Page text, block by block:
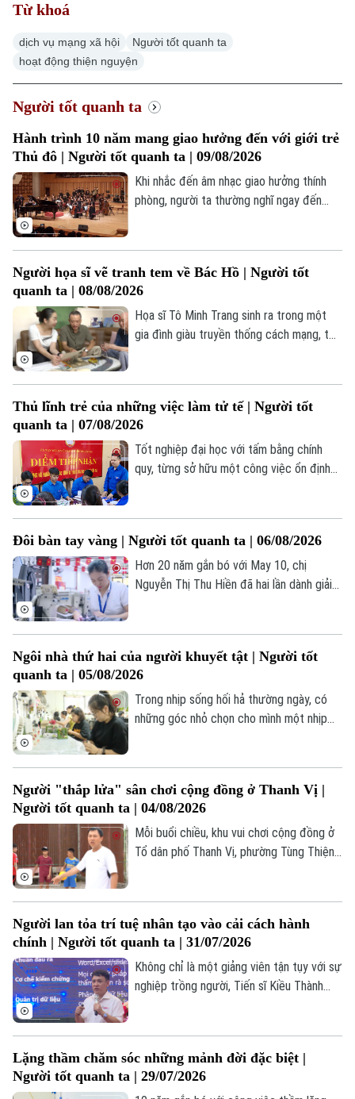
Theo dõi Hà Nội On
Hà Nội
Chính trị
Xã hội
An ninh trật tự
Công nghệ
Hà Nội
Nhịp sống Hà Nội
Người Hà Nội
Khoảnh khắc Hà Nội
Ẩm thực
Thế giới
Tin tức
Quân sự
Hồ sơ
Người Việt 4 phương
Kinh tế
Tin tức
Cafe sáng
Tài chính Ngân hàng
Doanh nghiệp
Nhà đất
Tin tức
Đầu tư
Căn hộ
Đất đai
Tàu và Xe
Ô tô
Tàu
Xe máy
Thị trường
Đánh giá
Giáo dục
Tin tức
Tuyển sinh
Hướng nghiệp
Văn hóa
Tin tức
Làng nghề
Di tích
Sức khỏe
Y tế
Dinh dưỡng
Tư vấn sức khỏe
Thể thao
Bóng đá
Quần vợt
Golf
Giải trí
Tin tức
Sao
Điện ảnh
Âm nhạc
Đã phát sóng
Từ khoá
dịch vụ mạng xã hội
Người tốt quanh ta
hoạt động thiện nguyện
Người tốt quanh ta
Hành trình 10 năm mang giao hưởng đến với giới trẻ
Thủ đô | Người tốt quanh ta | 09/08/2026
Khi nhắc đến âm nhạc giao hưởng thính
phòng, người ta thường nghĩ ngay đến
nhưng, tại Hà Nội, bức tranh ấy đang dần
thay đổi. Không khó để bắt gặp hình ảnh
hàng ngàn bạn trẻ sẵn sàng "săn vé", xếp
hàng dài để đắm chìm trong những giai
Người họa sĩ vẽ tranh tem về Bác Hồ | Người tốt
quanh ta | 08/08/2026
Họa sĩ Tô Minh Trang sinh ra trong một
gia đình giàu truyền thống cách mạng, từ
bồi đắp trong anh lòng yêu nước, niềm tự
hào dân tộc và tình cảm đặc biệt dành
cho Chủ tịch Hồ Chí Minh.
Thủ lĩnh trẻ của những việc làm tử tế | Người tốt
quanh ta | 07/08/2026
Tốt nghiệp đại học với tấm bằng chính
quy, từng sở hữu một công việc ổn định
ngạc nhiên: Gác lại những cơ hội phát
triển cá nhân nơi phố thị để trở về quê
hương xã Chương Dương.
Đôi bàn tay vàng | Người tốt quanh ta | 06/08/2026
Hơn 20 năm gắn bó với May 10, chị
Nguyễn Thị Thu Hiền đã hai lần dành giải
trợ các đồng nghiệp trẻ để cùng nâng
cao hiệu suất lao động, đóng góp vào
thành tích chung của doanh nghiệp.
Ngôi nhà thứ hai của người khuyết tật | Người tốt
quanh ta | 05/08/2026
Trong nhịp sống hối hả thường ngày, có
những góc nhỏ chọn cho mình một nhịp
sản phẩm chỉn chu của Liforest là hành
trình vượt lên chính mình của những người
thợ rất đặc biệt.
Người "thắp lửa" sân chơi cộng đồng ở Thanh Vị |
Người tốt quanh ta | 04/08/2026
Mỗi buổi chiều, khu vui chơi cộng đồng ở
Tổ dân phố Thanh Vị, phường Tùng Thiện
tổ dân phố lại có thêm điểm gặp gỡ, giao
lưu sau những giờ lao động. Không gian
sinh hoạt chung khang trang này được
khơi nguồn từ ý tưởng của một người luôn
Người lan tỏa trí tuệ nhân tạo vào cải cách hành
chính | Người tốt quanh ta | 31/07/2026
Không chỉ là một giảng viên tận tụy với sự
nghiệp trồng người, Tiến sĩ Kiều Thành
phong đưa trí tuệ nhân tạo AI vào thực
tiễn hành chính công, tạo nên sức lan tỏa
Lặng thầm chăm sóc những mảnh đời đặc biệt |
Người tốt quanh ta | 29/07/2026